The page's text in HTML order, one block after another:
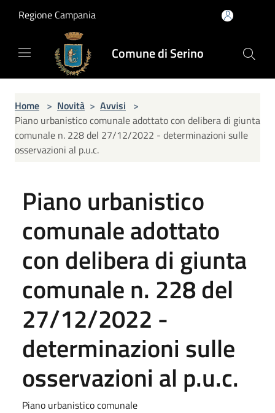
Regione Campania
Comune di Serino
Home > Novità > Avvisi >
Piano urbanistico comunale adottato con delibera di giunta
comunale n. 228 del 27/12/2022 - determinazioni sulle
osservazioni al p.u.c.
Piano urbanistico
comunale adottato
con delibera di giunta
comunale n. 228 del
27/12/2022 -
determinazioni sulle
osservazioni al p.u.c.
Piano urbanistico comunale